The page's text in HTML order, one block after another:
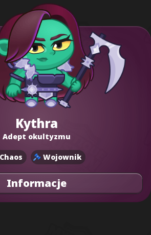
Kythra
Adept okultyzmu
Chaos Wojownik
Informacje